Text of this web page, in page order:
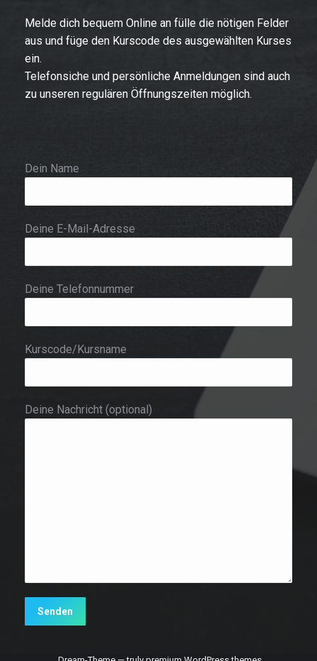
Melde dich bequem Online an fülle die nötigen Felder
aus und füge den Kurscode des ausgewählten Kurses
ein.
Telefonsiche und persönliche Anmeldungen sind auch
zu unseren regulären Öffnungszeiten möglich.
Dein Name
Deine E-Mail-Adresse
Deine Telefonnummer
Kurscode/Kursname
Deine Nachricht (optional)